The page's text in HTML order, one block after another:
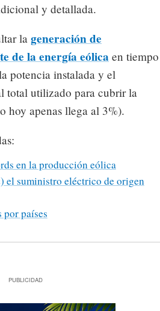
y detallada.
lageneración de
de la energía eólica en tiempo
potencia instalada y el
total utilizado para cubrir la
hoy apenas llega al 3%).
en la producción eólica
el suministro eléctrico de origen
por países
PUBLICIDAD